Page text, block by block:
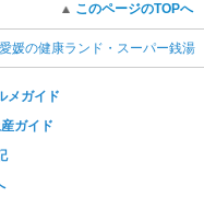
このページのTOPへ
愛媛の健康ランド・スーパー銭湯
メガイド
ガイド